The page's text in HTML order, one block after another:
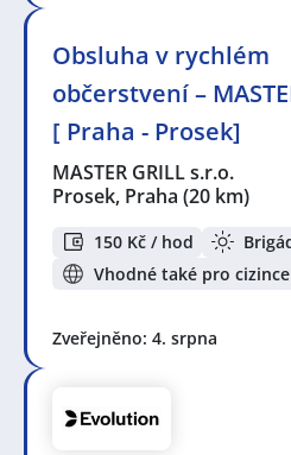
Obsluha v rychlém
občerstvení –
[ Praha - Prosek]
MASTER GRILL s.r.o.
Prosek, Praha (20 km)
150 Kč / hod
Vhodné také pro cizince
Zveřejněno: 4. srpna